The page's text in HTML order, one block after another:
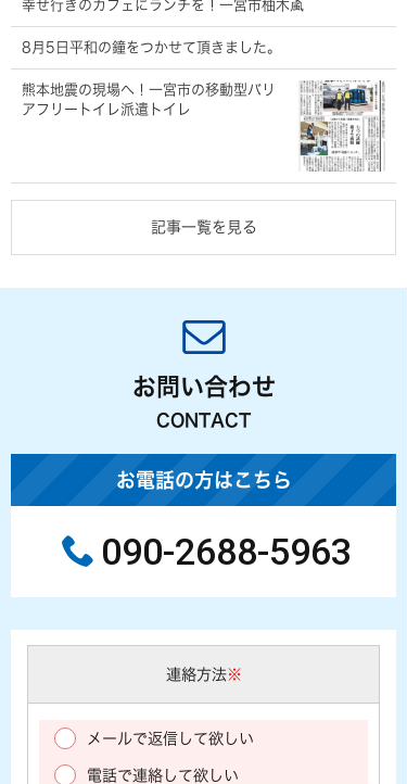
幸せ行きのカフェにランチを！一宮市柚木颪
8月5日平和の鐘をつかせて頂きました。
熊本地震の現場へ！一宮市の移動型バリ
アフリートイレ派遣トイレ
記事一覧を見る
お問い合わせ
CONTACT
お電話の方はこちら
090-2688-5963
連絡方法※
メールで返信して欲しい
電話で連絡して欲しい